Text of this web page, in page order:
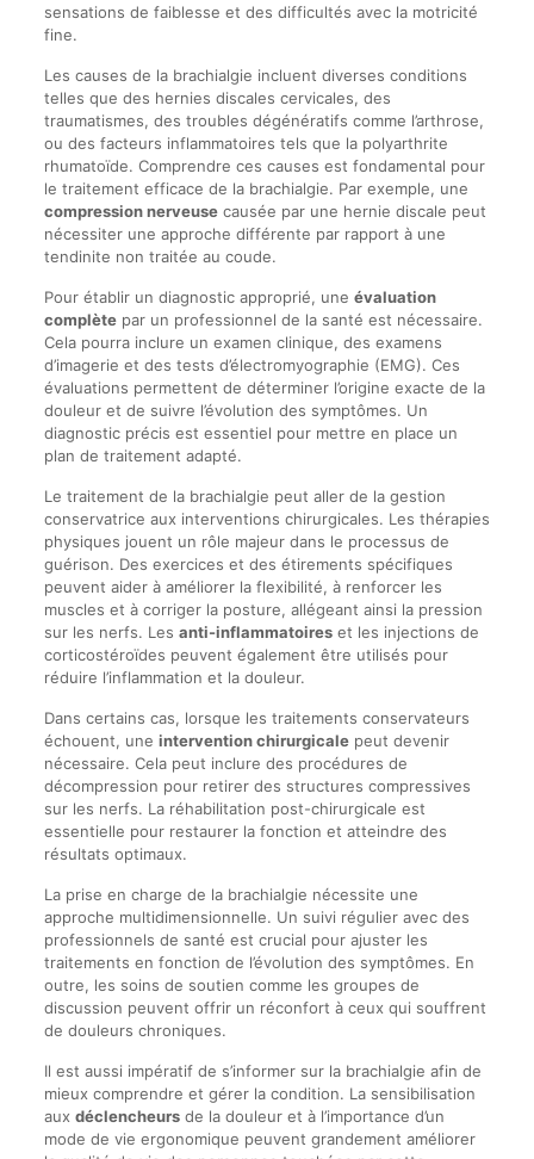
sensations de faiblesse et des difficultés avec la motricité
fine.
Les causes de la brachialgie incluent diverses conditions
telles que des hernies discales cervicales, des
traumatismes, des troubles dégénératifs comme l’arthrose,
ou des facteurs inflammatoires tels que la polyarthrite
rhumatoïde. Comprendre ces causes est fondamental pour
le traitement efficace de la brachialgie. Par exemple, une
compression nerveusecausée par une hernie discale peut
nécessiter une approche différente par rapport à une
tendinite non traitée au coude.
Pour établir un diagnostic approprié, une évaluation
complètepar un professionnel de la santé est nécessaire.
Cela pourra inclure un examen clinique, des examens
d’imagerie et des tests d’électromyographie (EMG). Ces
évaluations permettent de déterminer l’origine exacte de la
douleur et de suivre l’évolution des symptômes. Un
diagnostic précis est essentiel pour mettre en place un
plan de traitement adapté.
Le traitement de la brachialgie peut aller de la gestion
conservatrice aux interventions chirurgicales. Les thérapies
physiques jouent un rôle majeur dans le processus de
guérison. Des exercices et des étirements spécifiques
peuvent aider à améliorer la flexibilité, à renforcer les
muscles et à corriger la posture, allégeant ainsi la pression
sur les nerfs. Les anti-inflammatoireset les injections de
corticostéroïdes peuvent également être utilisés pour
réduire l’inflammation et la douleur.
Dans certains cas, lorsque les traitements conservateurs
échouent, une intervention chirurgicalepeut devenir
nécessaire. Cela peut inclure des procédures de
décompression pour retirer des structures compressives
sur les nerfs. La réhabilitation post-chirurgicale est
essentielle pour restaurer la fonction et atteindre des
résultats optimaux.
La prise en charge de la brachialgie nécessite une
approche multidimensionnelle. Un suivi régulier avec des
professionnels de santé est crucial pour ajuster les
traitements en fonction de l’évolution des symptômes. En
outre, les soins de soutien comme les groupes de
discussion peuvent offrir un réconfort à ceux qui souffrent
de douleurs chroniques.
Il est aussi impératif de s’informer sur la brachialgie afin de
mieux comprendre et gérer la condition. La sensibilisation
aux déclencheursde la douleur et à l’importance d’un
mode de vie ergonomique peuvent grandement améliorer